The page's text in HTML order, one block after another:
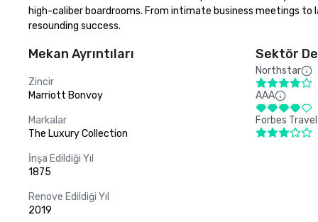
high-caliber boardrooms. From intimate business meetings
resounding success.
Mekan Ayrıntıları
Zincir
Marriott Bonvoy
Markalar
The Luxury Collection
İnşa Edildiği Yıl
1875
Renove Edildiği Yıl
2019
Sektör
Northstar
AAA
Forbes